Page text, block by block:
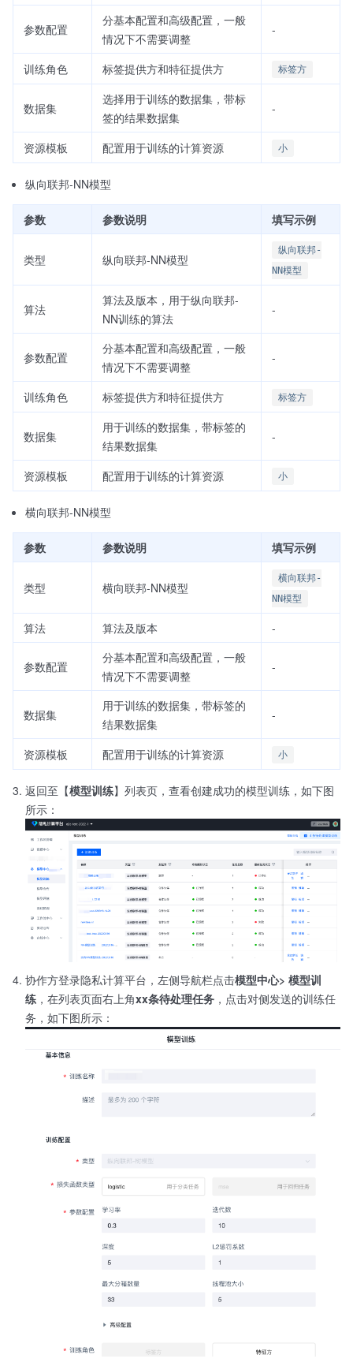
参数配置
分基本配置和高级配置，一般
情况下不需要调整
-
训练角色 标签提供方和特征提供方 标签方
数据集
选择用于训练的数据集，带标
签的结果数据集
-
资源模板 配置用于训练的计算资源 小
纵向联邦-NN模型
参数 参数说明 填写示例
类型 纵向联邦-NN模型
纵向联邦-
NN模型
算法
算法及版本，用于纵向联邦-
NN训练的算法
-
参数配置
分基本配置和高级配置，一般
情况下不需要调整
-
训练角色 标签提供方和特征提供方 标签方
数据集
用于训练的数据集，带标签的
结果数据集
-
资源模板 配置用于训练的计算资源 小
横向联邦-NN模型
参数 参数说明 填写示例
类型 横向联邦-NN模型
横向联邦-
NN模型
算法 算法及版本 -
参数配置
分基本配置和高级配置，一般
情况下不需要调整
-
数据集
用于训练的数据集，带标签的
结果数据集
-
资源模板 配置用于训练的计算资源 小
返回至【模型训练】列表页，查看创建成功的模型训练，如下图
所示：
协作方登录隐私计算平台，左侧导航栏点击模型中心> 模型训
练 ，在列表页面右上角xx条待处理任务 ，点击对侧发送的训练任
务，如下图所示：